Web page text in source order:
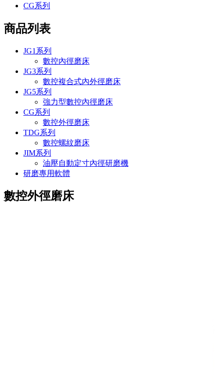
CG系列
商品列表
JG1系列
數控內徑磨床
JG3系列
數控複合式內外徑磨床
JG5系列
強力型數控內徑磨床
CG系列
數控外徑磨床
TDG系列
數控螺紋磨床
JIM系列
油壓自動定寸內徑研磨機
研磨專用軟體
數控外徑磨床